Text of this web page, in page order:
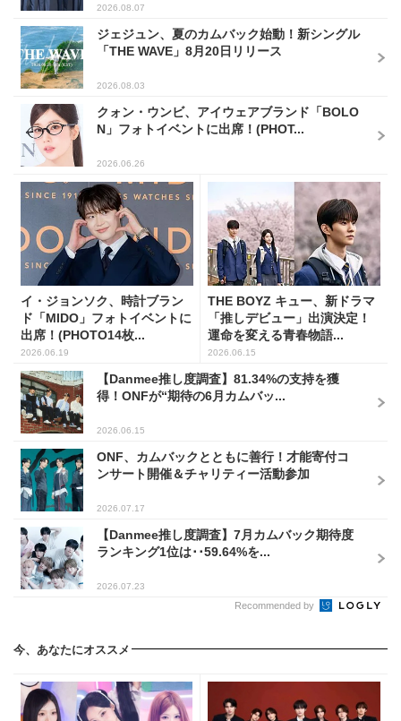
2026.08.07
ジェジュン、夏のカムバック始動！新シングル
「THE WAVE」8月20日リリース
2026.08.03
クォン・ウンビ、アイウェアブランド「BOLO
N」フォトイベントに出席！(PHOT...
2026.06.26
イ・ジョンソク、時計ブラン
ド「MIDO」フォトイベントに
出席！(PHOTO14枚...
2026.06.19
THE BOYZ キュー、新ドラマ
「推しデビュー」出演決定！
運命を変える青春物語...
2026.06.15
【Danmee推し度調査】81.34%の支持を獲
得！ONFが“期待の6月カムバッ...
2026.06.15
ONF、カムバックとともに善行！才能寄付コ
ンサート開催＆チャリティー活動参加
2026.07.17
【Danmee推し度調査】7月カムバック期待度
ランキング1位は･･59.64%を...
2026.07.23
Recommended by
今、あなたにオススメ